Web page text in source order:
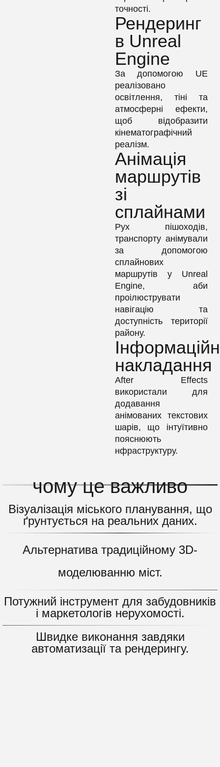
точності.
Рендеринг
в Unreal
Engine
За допомогою UE
реалізовано
освітлення, тіні та
атмосферні ефекти,
щоб відобразити
кінематографічний
реалізм.
Анімація
маршрутів
зі
сплайнами
Рух пішоходів,
транспорту анімували
за допомогою
сплайнових
маршрутів у Unreal
Engine, аби
проілюструвати
навігацію та
доступність території
району.
накладання
After Effects
використали для
додавання
анімованих текстових
шарів, що інтуїтивно
пояснюють
нфраструктуру.
чому це важливо
Візуалізація міського планування, що
ґрунтується на реальних даних.
Альтернатива традиційному 3D-
моделюванню міст.
Потужний інструмент для забудовників
і маркетологів нерухомості.
Швидке виконання завдяки
автоматизації та рендерингу.